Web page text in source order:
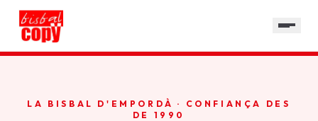
HORARI
LA BISBAL D'EMPORDÀ · CONFIANÇA DES
DE 1990